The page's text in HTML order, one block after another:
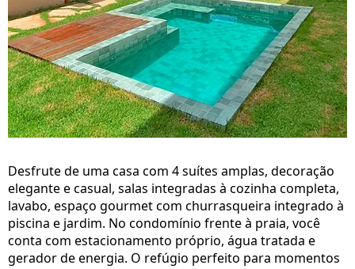
Desfrute de uma casa com 4 suítes amplas, decoração
elegante e casual, salas integradas à cozinha completa,
lavabo, espaço gourmet com churrasqueira integrado à
piscina e jardim. No condomínio frente à praia, você
conta com estacionamento próprio, água tratada e
gerador de energia. O refúgio perfeito para momentos